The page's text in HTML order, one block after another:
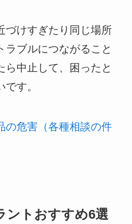
づけすぎたり同じ場所
ラブルにつながること
ら中止して、困ったと
す。
の危害（各種相談の件
ントおすすめ6選